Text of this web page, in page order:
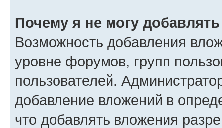
Почему я не могу
Возможность добавления
уровне форумов, групп
пользователей.
добавление вложений в
что добавлять вложения